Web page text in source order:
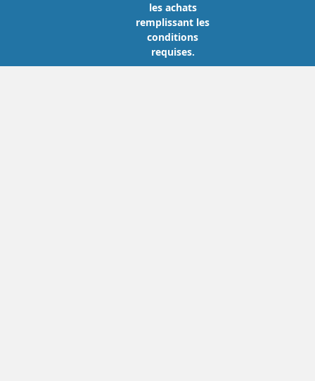
les achats
remplissant les
conditions
requises.